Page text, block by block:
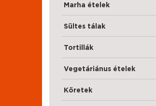
Marha ételek
Sültes tálak
Tortillák
Vegetáriánus ételek
Köretek